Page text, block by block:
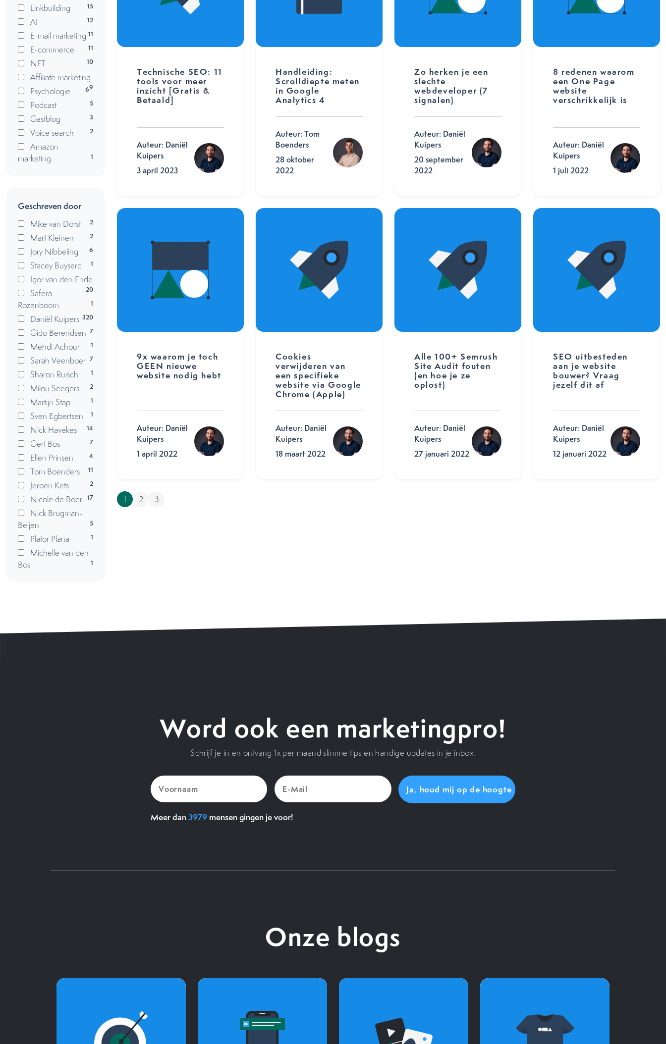
Linkbuilding 15
AI 12
E-mail marketing 11
E-commerce 11
NFT 10
Affiliate marketing
9
Psychologie 6
Podcast 5
Gastblog 3
Voice search 2
Amazon
marketing
1
Geschreven door
Mike van Dorst 2
Mart Kleinen 2
Jory Nibbeling 6
Stacey Buyserd 1
Igor van den Ende
20
Safera
Rozenboom
1
Daniël Kuipers 320
Gido Berendsen 7
Mehdi Achour 1
Sarah Veenboer 7
Sharon Ruisch 1
Milou Seegers 2
Martijn Stap 1
Sven Egbertsen 1
Nick Havekes 14
Gert Bos 7
Ellen Prinsen 4
Tom Boenders 11
Jeroen Kets 2
Nicole de Boer 17
Nick Brugman-
Beijen
5
Plator Plana 1
Michelle van den
Bos
1
Technische SEO: 11
tools voor meer
inzicht [Gratis &
Betaald]
Auteur: Daniël
Kuipers
3 april 2023
Handleiding:
Scrolldiepte meten
in Google
Analytics 4
Auteur: Tom
Boenders
28 oktober
2022
Zo herken je een
slechte
webdeveloper (7
signalen)
Auteur: Daniël
Kuipers
20 september
2022
8 redenen waarom
een One Page
website
verschrikkelijk is
Auteur: Daniël
Kuipers
1 juli 2022
9x waarom je toch
GEEN nieuwe
website nodig hebt
Auteur: Daniël
Kuipers
1 april 2022
Cookies
verwijderen van
een specifieke
website via Google
Chrome (Apple)
Auteur: Daniël
Kuipers
18 maart 2022
Alle 100+ Semrush
Site Audit fouten
(en hoe je ze
oplost)
Auteur: Daniël
Kuipers
27 januari 2022
SEO uitbesteden
aan je website
bouwer? Vraag
jezelf dit af
Auteur: Daniël
Kuipers
12 januari 2022
1 2 3
Word ook een marketingpro!
Schrijf je in en ontvang 1x per maand slimme tips en handige updates in je inbox.
Voornaam
(Vereist)
E-
Mail
(Vereist)
Meer dan3979 mensen gingen je voor!
Onze blogs